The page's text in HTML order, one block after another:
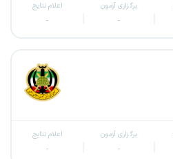
برگزاری آزمون
-
اعلام نتایج
-
برگزاری آزمون
-
اعلام نتایج
-